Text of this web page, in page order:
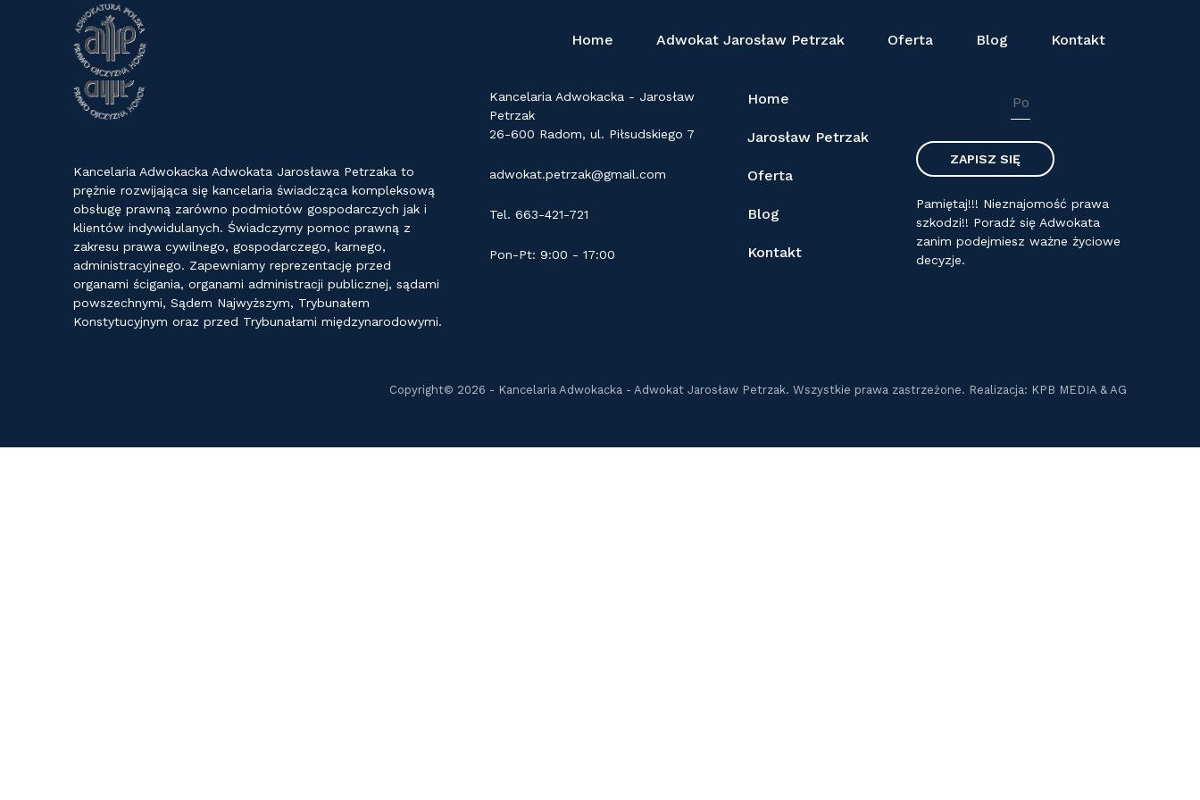
Home Adwokat Jarosław Petrzak Oferta Blog Kontakt
Kancelaria Adwokacka Adwokata Jarosława Petrzaka to
prężnie rozwijająca się kancelaria świadcząca kompleksową
obsługę prawną zarówno podmiotów gospodarczych jak i
klientów indywidulanych. Świadczymy pomoc prawną z
zakresu prawa cywilnego, gospodarczego, karnego,
administracyjnego. Zapewniamy reprezentację przed
organami ścigania, organami administracji publicznej, sądami
powszechnymi, Sądem Najwyższym, Trybunałem
Konstytucyjnym oraz przed Trybunałami międzynarodowymi.
Kancelaria Adwokacka - Jarosław
Petrzak
26-600 Radom, ul. Piłsudskiego 7
adwokat.petrzak@gmail.com
Tel. 663-421-721
Pon-Pt: 9:00 - 17:00
Home
Jarosław Petrzak
Oferta
Blog
Kontakt
Pamiętaj!!! Nieznajomość prawa
szkodzi!! Poradź się Adwokata
zanim podejmiesz ważne życiowe
decyzje.
Copyright© 2026 - Kancelaria Adwokacka - Adwokat Jarosław Petrzak. Wszystkie prawa zastrzeżone. Realizacja: KPB MEDIA & AG